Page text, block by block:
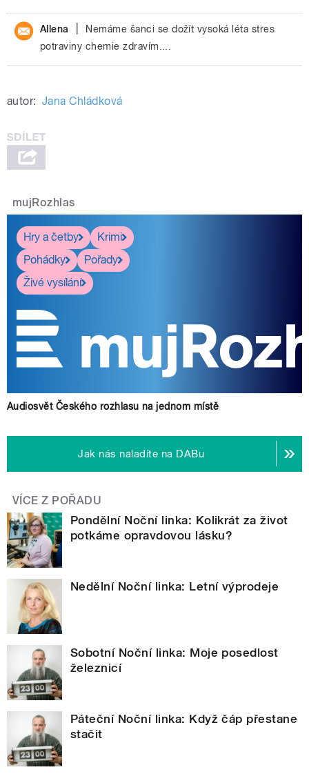
Allena
Nemáme šanci se dožít vysoká léta stres
potraviny chemie zdravím....
autor: Jana Chládková
mujRozhlas
Hry a četby
Krimi
Pohádky
Pořady
Živé vysílání
Audiosvět Českého rozhlasu na jednom místě
Jak nás naladíte na DABu
VÍCE Z POŘADU
Pondělní Noční linka: Kolikrát za život
potkáme opravdovou lásku?
Nedělní Noční linka: Letní výprodeje
Sobotní Noční linka: Moje posedlost
železnicí
Páteční Noční linka: Když čáp přestane
stačit